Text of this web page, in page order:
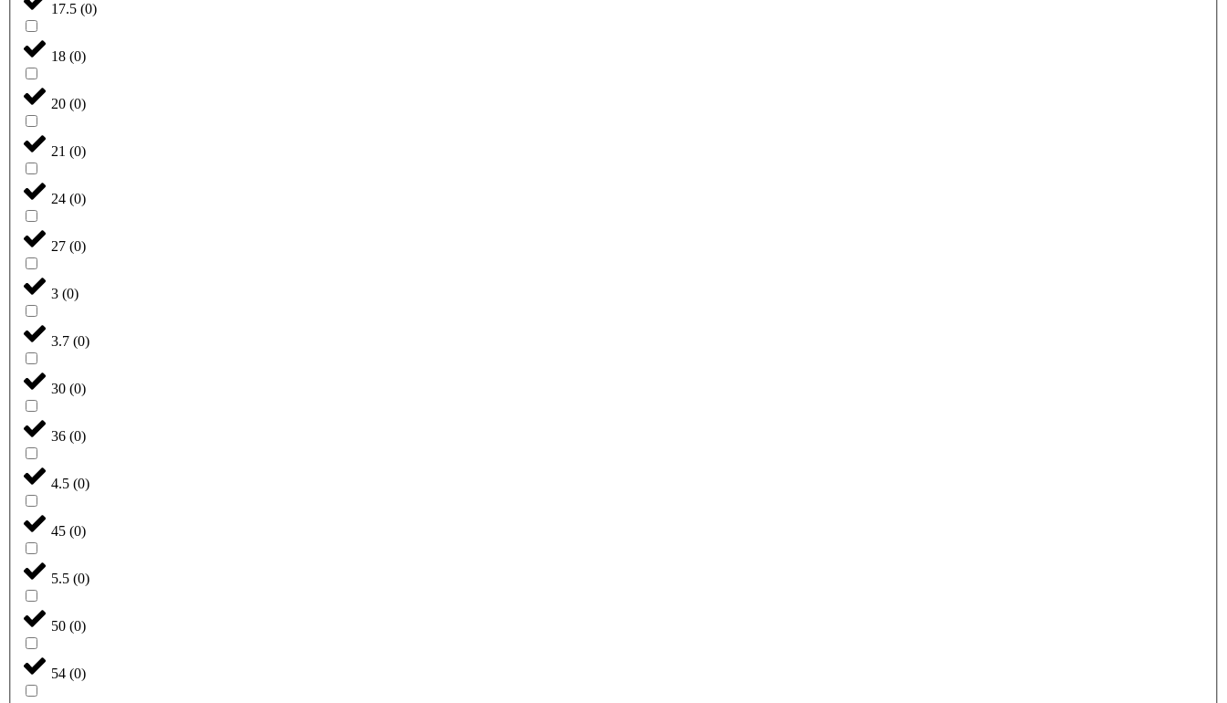
17.5 (0)
18 (0)
20 (0)
21 (0)
24 (0)
27 (0)
3 (0)
3.7 (0)
30 (0)
36 (0)
4.5 (0)
45 (0)
5.5 (0)
50 (0)
54 (0)